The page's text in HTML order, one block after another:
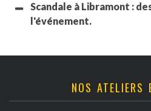
Scandale à Libramont :
l'événement.
NOS ATELIERS